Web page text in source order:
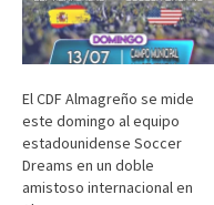
El CDF Almagreño se mide
este domingo al equipo
estadounidense Soccer
Dreams en un doble
amistoso internacional en